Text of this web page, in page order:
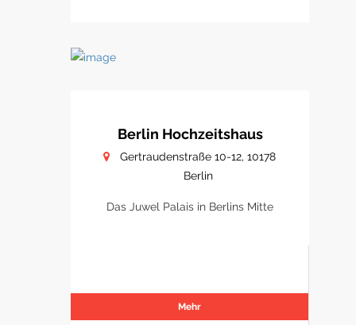
Berlin Hochzeitshaus
Gertraudenstraße 10-12, 10178
Berlin
Das Juwel Palais in Berlins Mitte
Mehr